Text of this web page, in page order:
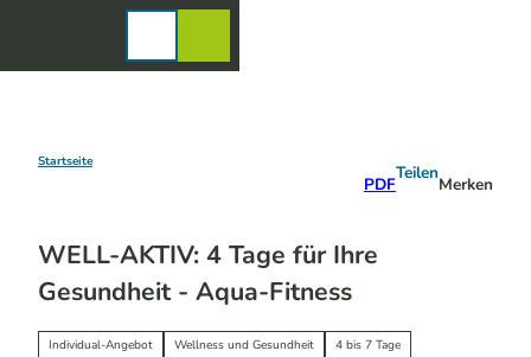
Startseite
PDF
Teilen
Merken
WELL-AKTIV: 4 Tage für Ihre
Gesundheit - Aqua-Fitness
Individual-Angebot Wellness und Gesundheit
4 bis 7 Tage